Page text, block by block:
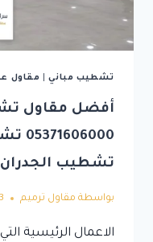
تشطيب مباني| مقاول
أفضل مقاول
تشطيب
بواسطة مقاول ترميم
الاعمال الرئيسية